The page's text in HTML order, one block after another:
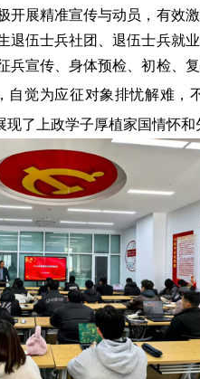
展精准宣传与动员，有效
伍士兵社团、退伍士兵就
兵宣传、身体预检、初检、
自觉为应征对象排忧解难，
了上政学子厚植家国情怀和